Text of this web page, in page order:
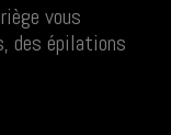
vous
des épilations